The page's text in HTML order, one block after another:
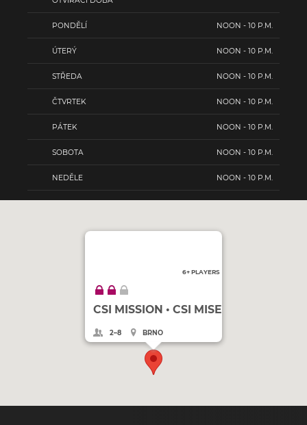
PONDĚLÍ NOON - 10 P.M.
ÚTERÝ NOON - 10 P.M.
STŘEDA NOON - 10 P.M.
ČTVRTEK NOON - 10 P.M.
PÁTEK NOON - 10 P.M.
SOBOTA NOON - 10 P.M.
NEDĚLE NOON - 10 P.M.
6+ PLAYERS
CSI MISSION • CSI MISE
2–8 BRNO